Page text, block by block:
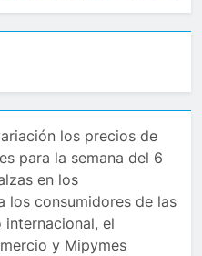
los precios de
para la semana del 6
en los
los consumidores de las
el
y Mipymes